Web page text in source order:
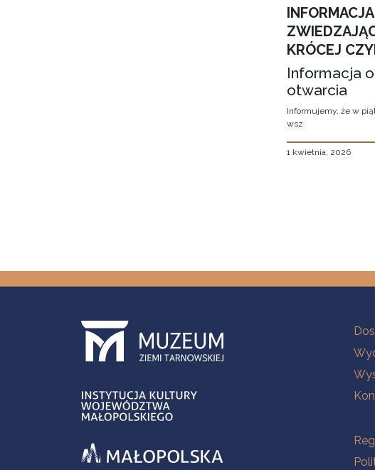
KRÓCEJ
Informacja
otwarcia
Informujemy, że w
wsz
1 kwietnia, 2026
Na
Na